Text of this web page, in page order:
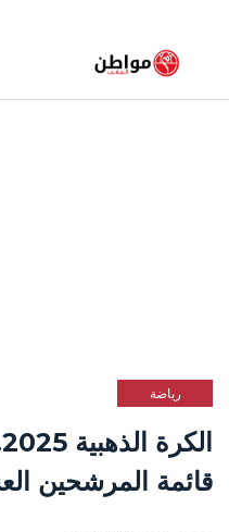
رياضة
قائمة المرشحين